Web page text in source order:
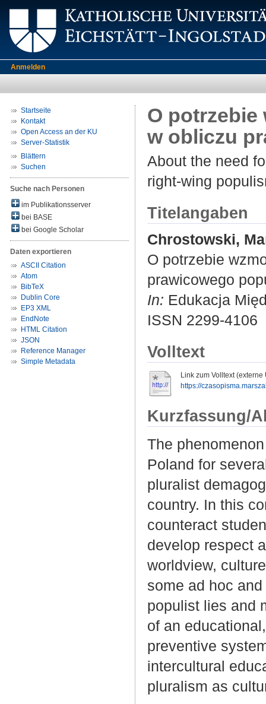
Anmelden
Startseite
Kontakt
Open Access an der KU
Server-Statistik
Blättern
Suchen
Suche nach Personen
im Publikationsserver
bei BASE
bei Google Scholar
Daten exportieren
ASCII Citation
Atom
BibTeX
Dublin Core
EP3 XML
EndNote
HTML Citation
JSON
Reference Manager
Simple Metadata
O
w obliczu
About the need
right-wing
Titelangaben
Chrostowski,
O potrzebie
prawicowego
In: Edukacja
ISSN 2299-4106
Volltext
Link zum Volltext (externe
https://
Kurzfassung/
The
Poland for
pluralist
country. In this
counteract
develop respect
worldview,
some ad hoc
populist lies and
of an
preventive
intercultural
pluralism as